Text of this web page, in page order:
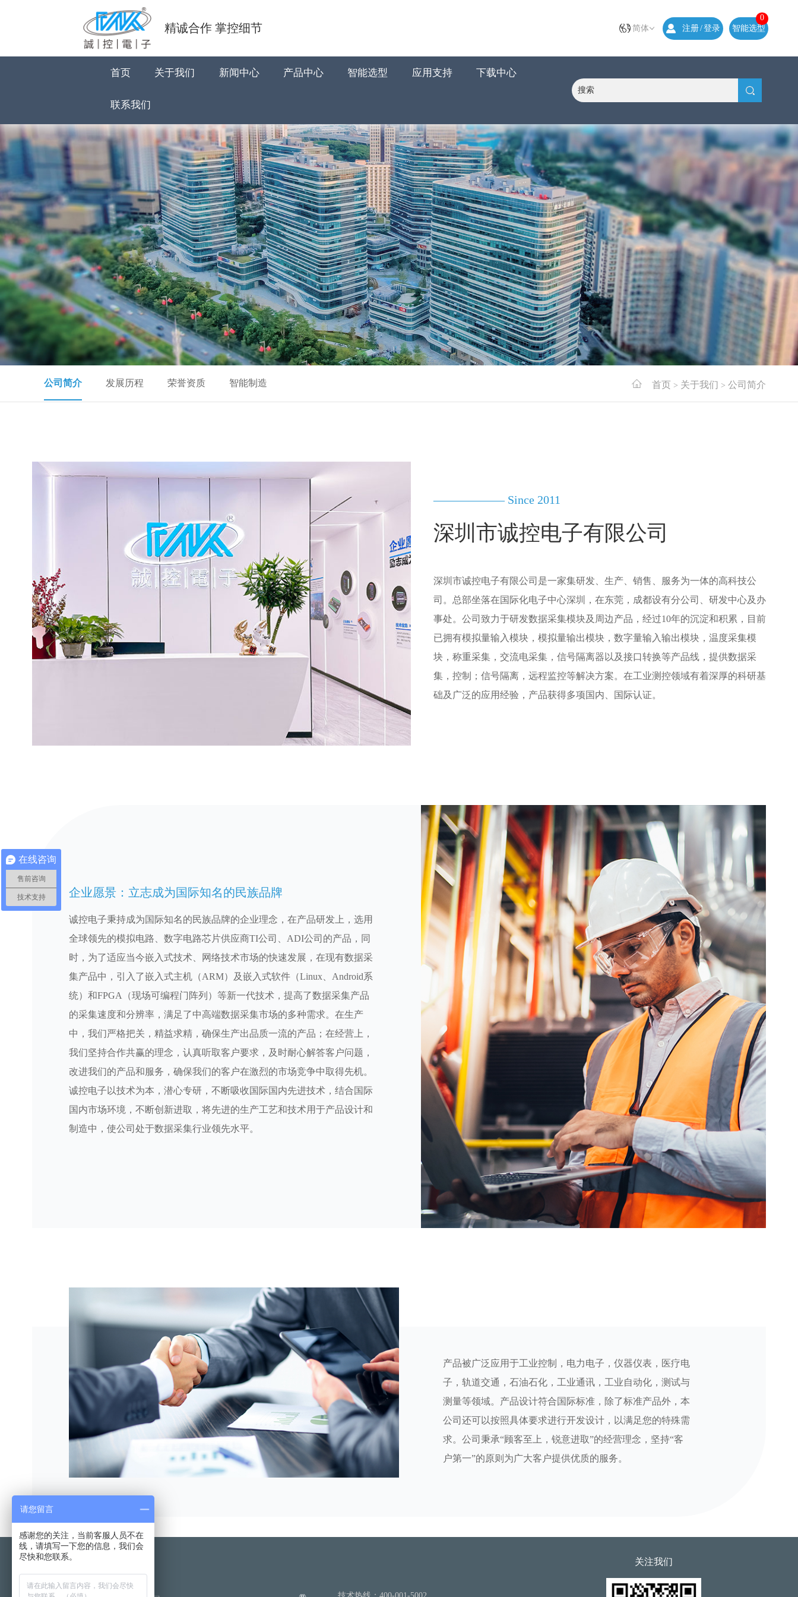
精诚合作 掌控细节 简体 注册/登录 智能选型
0
首页 关于我们 新闻中心 产品中心 智能选型 应用支持 下载中心
联系我们
首页 > 关于我们 >公司简介
公司简介 发展历程 荣誉资质 智能制造
—————— Since 2011
深圳市诚控电子有限公司
深圳市诚控电子有限公司是一家集研发、生产、销售、服务为一体的高科技公
司。总部坐落在国际化电子中心深圳，在东莞，成都设有分公司、研发中心及办
事处。公司致力于研发数据采集模块及周边产品，经过10年的沉淀和积累，目前
已拥有模拟量输入模块，模拟量输出模块，数字量输入输出模块，温度采集模
块，称重采集，交流电采集，信号隔离器以及接口转换等产品线，提供数据采
集，控制；信号隔离，远程监控等解决方案。在工业测控领域有着深厚的科研基
础及广泛的应用经验，产品获得多项国内、国际认证。
企业愿景：立志成为国际知名的民族品牌
诚控电子秉持成为国际知名的民族品牌的企业理念，在产品研发上，选用
全球领先的模拟电路、数字电路芯片供应商TI公司、ADI公司的产品，同
时，为了适应当今嵌入式技术、网络技术市场的快速发展，在现有数据采
集产品中，引入了嵌入式主机（ARM）及嵌入式软件（Linux、Android系
统）和FPGA（现场可编程门阵列）等新一代技术，提高了数据采集产品
的采集速度和分辨率，满足了中高端数据采集市场的多种需求。在生产
中，我们严格把关，精益求精，确保生产出品质一流的产品；在经营上，
我们坚持合作共赢的理念，认真听取客户要求，及时耐心解答客户问题，
改进我们的产品和服务，确保我们的客户在激烈的市场竞争中取得先机。
诚控电子以技术为本，潜心专研，不断吸收国际国内先进技术，结合国际
国内市场环境，不断创新进取，将先进的生产工艺和技术用于产品设计和
制造中，使公司处于数据采集行业领先水平。
产品被广泛应用于工业控制，电力电子，仪器仪表，医疗电
子，轨道交通，石油石化，工业通讯，工业自动化，测试与
测量等领域。产品设计符合国际标准，除了标准产品外，本
公司还可以按照具体要求进行开发设计，以满足您的特殊需
求。公司秉承“顾客至上，锐意进取”的经营理念，坚持“客
户第一”的原则为广大客户提供优质的服务。
关注我们
在线咨询
售前咨询
技术支持
请您留言
感谢您的关注，当前客服人员不在
线，请填写一下您的信息，我们会
尽快和您联系。